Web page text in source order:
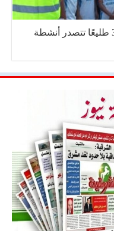
ورش مكافحة الإدمان بمشاركة 350 طليعًا تتصدر أنشطة